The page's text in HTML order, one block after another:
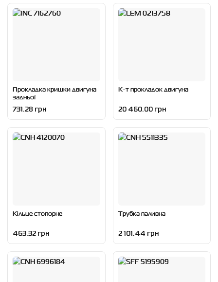
Прокладка кришки двигуна
задньої
731.28 грн
К-т прокладок двигуна
20 460.00 грн
Кільце стопорне
463.32 грн
Трубка паливна
2 101.44 грн